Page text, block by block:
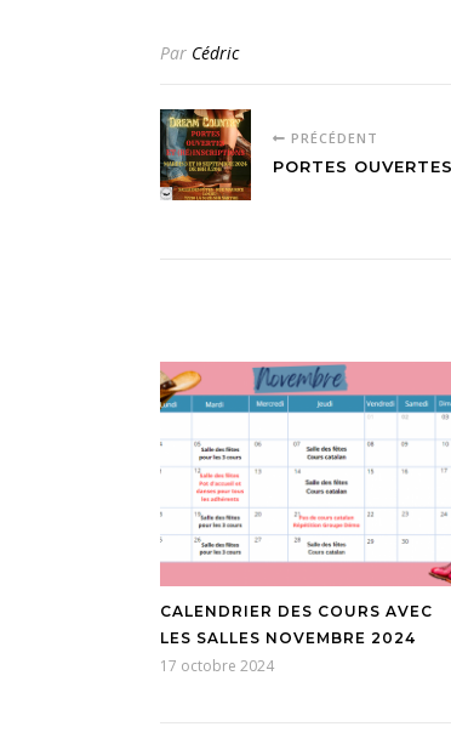
Par Cédric
PRÉCÉDENT
PORTES
CALENDRIER DES COURS AVEC
LES SALLES NOVEMBRE 2024
17 octobre 2024